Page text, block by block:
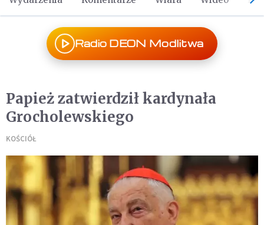
Radio DEON Modlitwa
Papież zatwierdził kardynała
Grocholewskiego
KOŚCIÓŁ